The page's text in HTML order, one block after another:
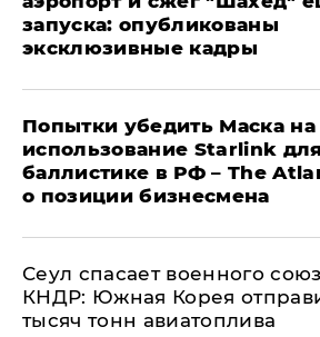
запуска: опубликованы
эксклюзивные кадры
Попытки убедить Маска на
использование Starlink
баллистике в РФ – The
о позиции бизнесмена
​Сеул спасает военного
КНДР: Южная Корея
тысяч тонн авиатоплива